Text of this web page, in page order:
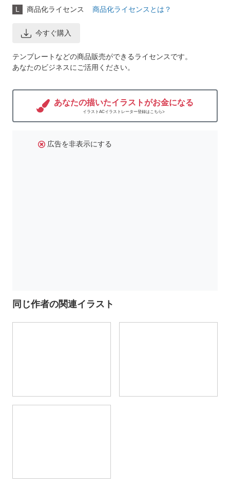
L 商品化ライセンス 商品化ライセンスとは？
今すぐ購入
テンプレートなどの商品販売ができるライセンスです。
あなたのビジネスにご活用ください。
あなたの描いたイラストがお金になる
イラストACイラストレーター登録はこちら>
広告を非表示にする
同じ作者の関連イラスト